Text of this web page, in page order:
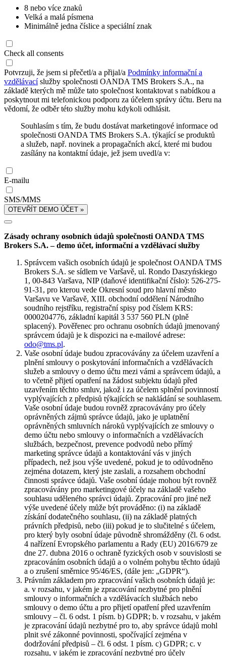
8 nebo více znaků
Velká a malá písmena
Minimálně jedna číslice a speciální znak
Check all consents
Potvrzuji, že jsem si přečetl/a a přijal/a Podmínky informační a
vzdělávacíslužby společnosti OANDA TMS Brokers S.A., na
základě kterých mě může tato společnost kontaktovat s nabídkou a
poskytnout mi telefonickou podporu za účelem správy účtu. Beru na
vědomí, že odběr této služby mohu kdykoli odhlásit.
Souhlasím s tím, že budu dostávat marketingové informace od
společnosti OANDA TMS Brokers S.A. týkající se produktů
a služeb, např. novinek a propagačních akcí, které mi budou
zasílány na kontaktní údaje, jež jsem uvedl/a v:
E-mailu
SMS/MMS
OTEVŘÍT DEMO ÚČET »
Zásady ochrany osobních údajů společnosti OANDA TMS
Brokers S.A. – demo účet, informační a vzdělávací služby
Správcem vašich osobních údajů je společnost OANDA TMS
Brokers S.A. se sídlem ve Varšavě, ul. Rondo Daszyńskiego
1, 00-843 Varšava, NIP (daňové identifikační číslo): 526-275-
91-31, pro kterou vede Okresní soud pro hlavní město
Varšavu ve Varšavě, XIII. obchodní oddělení Národního
soudního rejstříku, registrační spisy pod číslem KRS:
0000204776, základní kapitál 3 537 560 PLN (plně
splacený). Pověřenec pro ochranu osobních údajů jmenovaný
správcem údajů je k dispozici na e-mailové adrese:
odo@tms.pl.
Vaše osobní údaje budou zpracovávány za účelem uzavření a
plnění smlouvy o poskytování informačních a vzdělávacích
služeb a smlouvy o demo účtu mezi vámi a správcem údajů, a
to včetně přijetí opatření na žádost subjektu údajů před
uzavřením těchto smluv, jakož i za účelem splnění povinností
vyplývajících z předpisů týkajících se nakládání se souhlasem.
Vaše osobní údaje budou rovněž zpracovávány pro účely
oprávněných zájmů správce údajů, jako je uplatnění
oprávněných smluvních nároků vyplývajících ze smlouvy o
demo účtu nebo smlouvy o informačních a vzdělávacích
službách, bezpečnost, prevence podvodů nebo přímý
marketing správce údajů a kontaktování vás v jiných
případech, než jsou výše uvedené, pokud je to odůvodněno
zejména dotazem, který jste zaslali, a rozsahem obchodní
činnosti správce údajů. Vaše osobní údaje mohou být rovněž
zpracovávány pro marketingové účely na základě vašeho
souhlasu uděleného správci údajů. Zpracování pro jiné než
výše uvedené účely může být prováděno: (i) na základě
získání dodatečného souhlasu, (ii) na základě platných
právních předpisů, nebo (iii) pokud je to slučitelné s účelem,
pro který byly osobní údaje původně shromážděny (čl. 6 odst.
4 nařízení Evropského parlamentu a Rady (EU) 2016/679 ze
dne 27. dubna 2016 o ochraně fyzických osob v souvislosti se
zpracováním osobních údajů a o volném pohybu těchto údajů
a o zrušení směrnice 95/46/ES, (dále jen: „GDPR“).
Právním základem pro zpracování vašich osobních údajů je:
a. v rozsahu, v jakém je zpracování nezbytné pro plnění
smlouvy o informačních a vzdělávacích službách nebo
smlouvy o demo účtu a pro přijetí opatření před uzavřením
smlouvy – čl. 6 odst. 1 písm. b) GDPR; b. v rozsahu, v jakém
je zpracování údajů nezbytné pro to, aby správce údajů mohl
plnit své zákonné povinnosti, spočívající zejména v
dodržování předpisů – čl. 6 odst. 1 písm. c) GDPR; c. v
rozsahu, v jakém je zpracování nezbytné pro účely